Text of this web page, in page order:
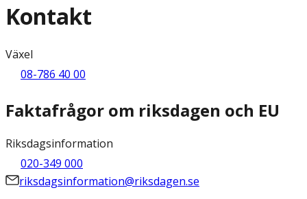
Kontakt
Växel
08-786 40 00
Faktafrågor om riksdagen och EU
Riksdagsinformation
020-349 000
riksdagsinformation@riksdagen.se